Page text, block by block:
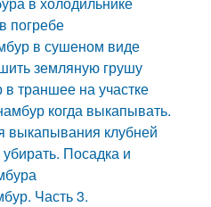
погребе
в сушеном виде
земляную грушу
траншее на участке
когда выкапывать.
выкапывания клубней
Посадка и
Часть 3.